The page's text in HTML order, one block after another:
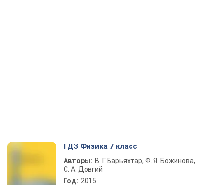
ГДЗ Физика 7 класс
Авторы: В. Г. Барьяхтар, Ф. Я. Божинова,
С. А. Довгий
Год: 2015